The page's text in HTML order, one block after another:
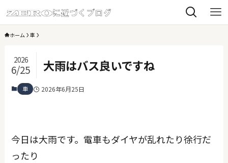
ホーム 車
大雨はバス良いですね
2026
6/25
車 2026年6月25日
今日は大雨です。電車もダイヤが乱れたり徐行だ
ったり